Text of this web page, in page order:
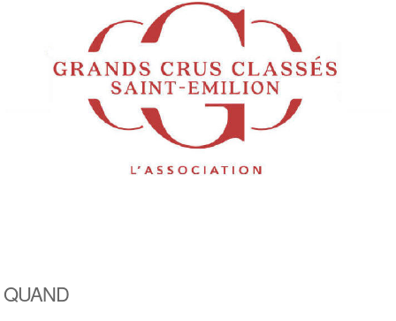
QUAND